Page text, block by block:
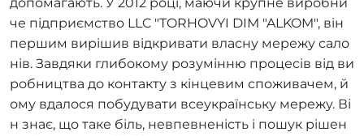
че підприємство LLC "TORHOVYI DIM "ALKOM", він
першим вирішив відкривати власну мережу сало
нів. Завдяки глибокому розумінню процесів від ви
робництва до контакту з кінцевим споживачем, й
ому вдалося побудувати всеукраїнську мережу. Ві
н знає, що таке біль, невпевненість і пошук рішен